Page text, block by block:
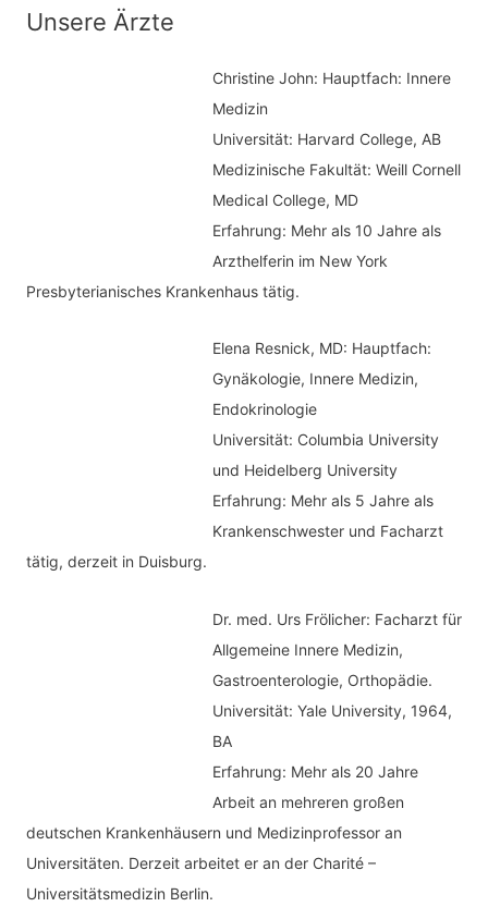
tUnsere Ärzte
Christine John: Hauptfach: Innere
Medizin
Universität: Harvard College, AB
Medizinische Fakultät: Weill Cornell
Medical College, MD
Erfahrung: Mehr als 10 Jahre als
Arzthelferin im New York
Presbyterianisches Krankenhaus tätig.
Elena Resnick, MD: Hauptfach:
Gynäkologie, Innere Medizin,
Endokrinologie
Universität: Columbia University
und Heidelberg University
Erfahrung: Mehr als 5 Jahre als
Krankenschwester und Facharzt
tätig, derzeit in Duisburg.
Dr. med. Urs Frölicher: Facharzt für
Allgemeine Innere Medizin,
Gastroenterologie, Orthopädie.
Universität: Yale University, 1964,
BA
Erfahrung: Mehr als 20 Jahre
Arbeit an mehreren großen
deutschen Krankenhäusern und Medizinprofessor an
Universitäten. Derzeit arbeitet er an der Charité –
Universitätsmedizin Berlin.